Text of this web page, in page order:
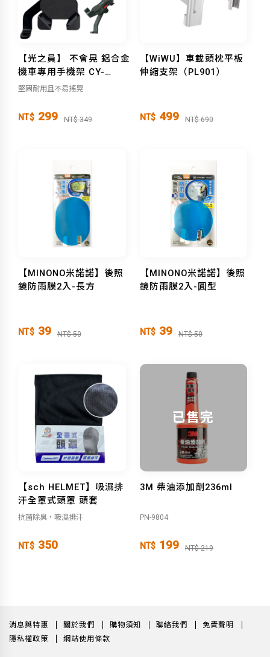
【光之員】 不會晃 鋁合金
機車專用手機架 CY-
LR6335
堅固耐用且不易搖晃
NT$ 299 NT$ 349
【WiWU】車載頭枕平板
伸縮支架（PL901）
NT$ 499 NT$ 690
【MINONO米諾諾】後照
鏡防雨膜2入-長方
NT$ 39 NT$ 50
【MINONO米諾諾】後照
鏡防雨膜2入-圓型
NT$ 39 NT$ 50
【sch HELMET】吸濕排
汗全罩式頭罩 頭套
抗菌除臭，吸濕排汗
NT$ 350
已售完
3M 柴油添加劑236ml
PN-9804
NT$ 199 NT$ 219
消息與特惠 關於我們 購物須知 聯絡我們
免責聲明
隱私權政策
網站使用條款